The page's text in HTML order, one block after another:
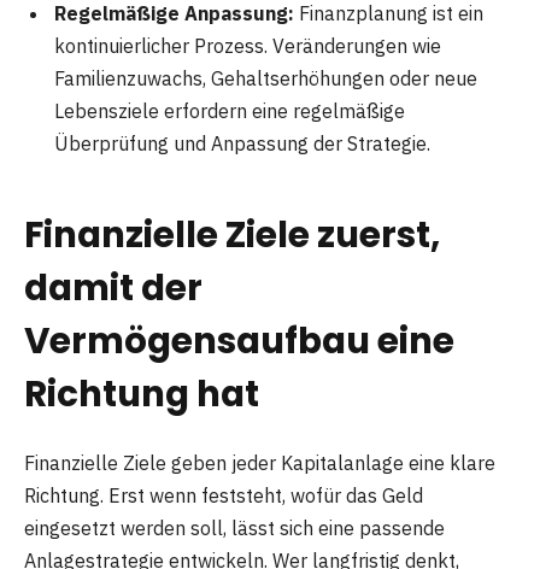
Regelmäßige Anpassung: Finanzplanung ist ein
kontinuierlicher Prozess. Veränderungen wie
Familienzuwachs, Gehaltserhöhungen oder neue
Lebensziele erfordern eine regelmäßige
Überprüfung und Anpassung der Strategie.
Finanzielle Ziele zuerst,
damit der
Vermögensaufbau eine
Richtung hat
Finanzielle Ziele geben jeder Kapitalanlage eine klare
Richtung. Erst wenn feststeht, wofür das Geld
eingesetzt werden soll, lässt sich eine passende
Anlagestrategie entwickeln. Wer langfristig denkt,